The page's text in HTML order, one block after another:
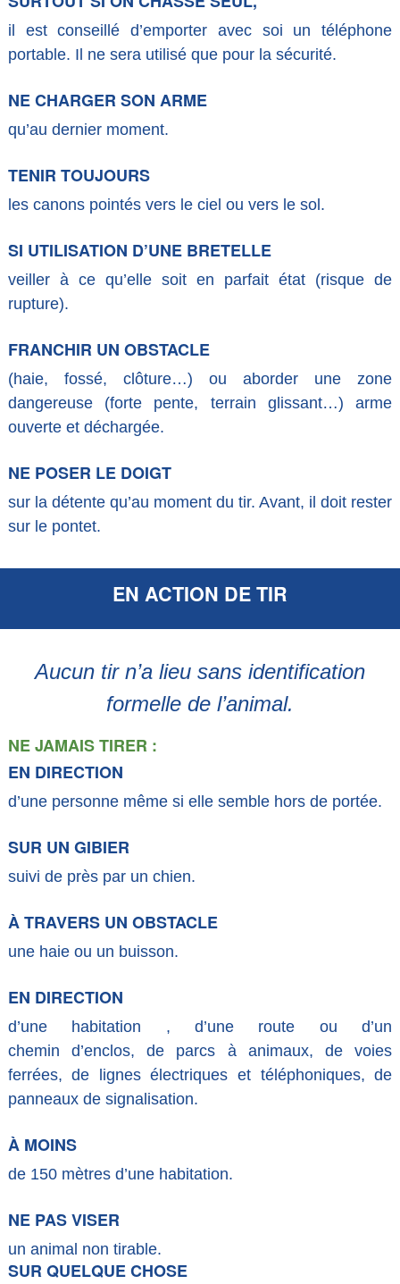
il est conseillé d’emporter avec soi un téléphone
portable. Il ne sera utilisé que pour la sécurité.
NE CHARGER SON ARME
qu’au dernier moment.
TENIR TOUJOURS
les canons pointés vers le ciel ou vers le sol.
SI UTILISATION D’UNE BRETELLE
veiller à ce qu’elle soit en parfait état (risque de
rupture).
FRANCHIR UN OBSTACLE
(haie, fossé, clôture…) ou aborder une zone
dangereuse (forte pente, terrain glissant…) arme
ouverte et déchargée.
NE POSER LE DOIGT
sur la détente qu’au moment du tir. Avant, il doit rester
sur le pontet.
EN ACTION DE TIR
Aucun tir n’a lieu sans identification
formelle de l’animal.
NE JAMAIS TIRER :
EN DIRECTION
d’une personne même si elle semble hors de portée.
SUR UN GIBIER
suivi de près par un chien.
À TRAVERS UN OBSTACLE
une haie ou un buisson.
EN DIRECTION
d’une habitation , d’une route ou d’un
chemin d’enclos, de parcs à animaux, de voies
ferrées, de lignes électriques et téléphoniques, de
panneaux de signalisation.
À MOINS
de 150 mètres d’une habitation.
NE PAS VISER
un animal non tirable.
SUR QUELQUE CHOSE